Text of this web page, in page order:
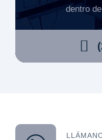
dentro